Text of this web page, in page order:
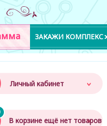
ЗАКАЖИ КОМПЛЕКС
Личный кабинет
В корзине ещё нет товаров